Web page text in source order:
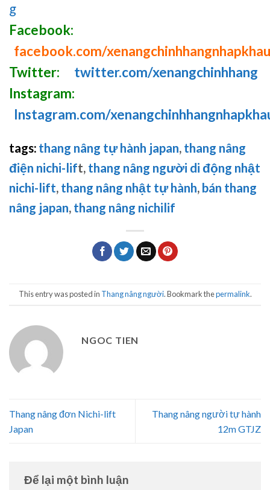
g
Facebook:
facebook.com/xenangchinhhangnhapkhau
Twitter:
twitter.com/xenangchinhhang
Instagram:
Instagram.com/
tags: thang nâng tự hành japan, thang nâng
điện nichi-lift, thang nâng người di động nhật
nichi-lift, thang nâng nhật tự hành, bán thang
nâng japan, thang nâng nichilif
This entry was posted in Thang nâng người. Bookmark thepermalink.
NGOC TIEN
Thang nâng đơn Nichi-lift
Japan
Thang nâng người tự hành
12m GTJZ
Để lại một bình luận